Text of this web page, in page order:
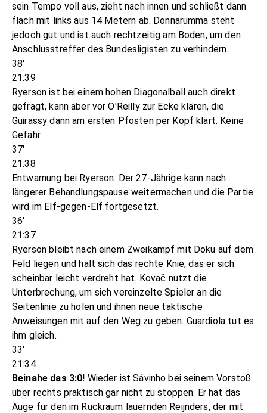
sein Tempo voll aus, zieht nach innen und schließt dann
flach mit links aus 14 Metern ab. Donnarumma steht
jedoch gut und ist auch rechtzeitig am Boden, um den
Anschlusstreffer des Bundesligisten zu verhindern.
38'
21:39
Ryerson ist bei einem hohen Diagonalball auch direkt
gefragt, kann aber vor O'Reilly zur Ecke klären, die
Guirassy dann am ersten Pfosten per Kopf klärt. Keine
Gefahr.
37'
21:38
Entwarnung bei Ryerson. Der 27-Jährige kann nach
längerer Behandlungspause weitermachen und die Partie
wird im Elf-gegen-Elf fortgesetzt.
36'
21:37
Ryerson bleibt nach einem Zweikampf mit Doku auf dem
Feld liegen und hält sich das rechte Knie, das er sich
scheinbar leicht verdreht hat. Kovač nutzt die
Unterbrechung, um sich vereinzelte Spieler an die
Seitenlinie zu holen und ihnen neue taktische
Anweisungen mit auf den Weg zu geben. Guardiola tut es
ihm gleich.
33'
21:34
Beinahe das 3:0! Wieder ist Sávinho bei seinem Vorstoß
über rechts praktisch gar nicht zu stoppen. Er hat das
Auge für den im Rückraum lauernden Reijnders, der mit